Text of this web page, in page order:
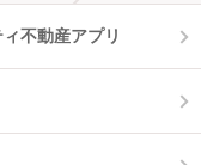
ートロック
不動産アプリ